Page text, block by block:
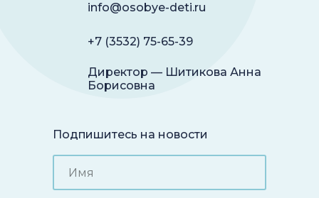
Директор — Шитикова Анна
Борисовна
+7 (3532) 75-65-39
info@osobye-deti.ru
Подпишитесь на новости